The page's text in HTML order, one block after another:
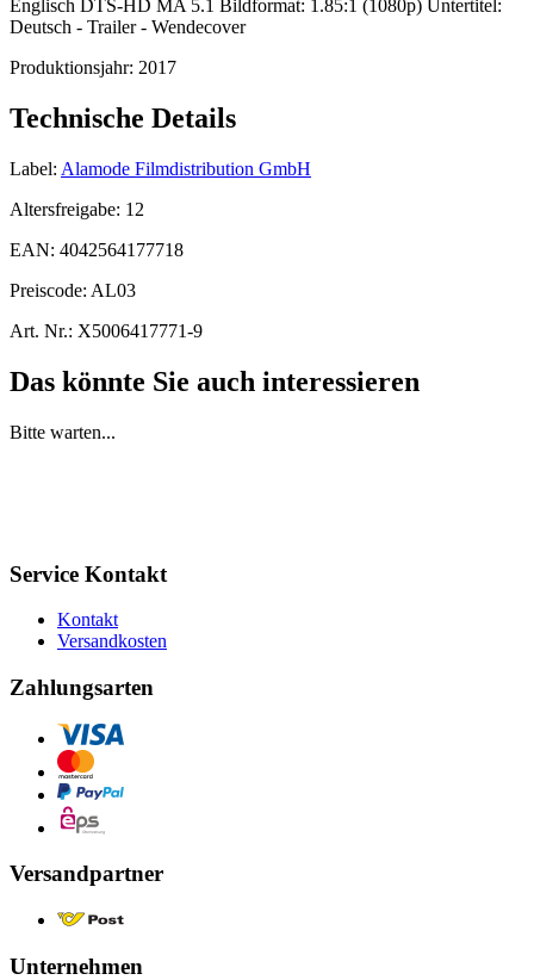
Englisch DTS-HD MA 5.1 Bildformat: 1.85:1 (1080p) Untertitel:
Deutsch - Trailer - Wendecover
Produktionsjahr: 2017
Technische Details
Label: Alamode Filmdistribution GmbH
Altersfreigabe: 12
EAN: 4042564177718
Preiscode: AL03
Art. Nr.: X5006417771-9
Das könnte Sie auch interessieren
Bitte warten...
Service Kontakt
Kontakt
Versandkosten
Zahlungsarten
Versandpartner
Unternehmen